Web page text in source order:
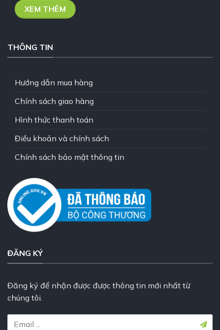
XEM THÊM
THÔNG TIN
Hướng dẫn mua hàng
Chính sách giao hàng
Hình thức thanh toán
Điều khoản và chính sách
Chính sách bảo mật thông tin
ĐĂNG KÝ
Đăng ký để nhận được được thông tin mới nhất từ
chúng tôi.